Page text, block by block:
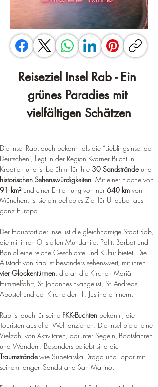
Reiseziel Insel Rab - Ein
grünes Paradies mit
vielfältigen Schätzen
Die Insel Rab, auch bekannt als die “Lieblingsinsel der
Deutschen”, liegt in der Region Kvarner Bucht in
Kroatien und ist berühmt für ihre 30 Sandstrände und
historischen Sehenswürdigkeiten. Mit einer Fläche von
91 km² und einer Entfernung von nur 640 km von
München, ist sie ein beliebtes Ziel für Urlauber aus
ganz Europa.
Der Hauptort der Insel ist die gleichnamige Stadt Rab,
die mit ihren Ortsteilen Mundanije, Palit, Barbat und
Banjol eine reiche Geschichte und Kultur bietet. Die
Altstadt von Rab ist besonders sehenswert, mit ihren
vier Glockentürmen, die an die Kirchen Mariä
Himmelfahrt, St.-Johannes-Evangelist, St.-Andreas-
Apostel und der Kirche der Hl. Justina erinnern.
Rab ist auch für seine FKK-Buchten bekannt, die
Touristen aus aller Welt anziehen. Die Insel bietet eine
Vielzahl von Aktivitäten, darunter Segeln, Bootsfahren
und Wandern. Besonders beliebt sind die
Traumstrände wie Supetarska Draga und Lopar mit
seinem langen Sandstrand San Marino.